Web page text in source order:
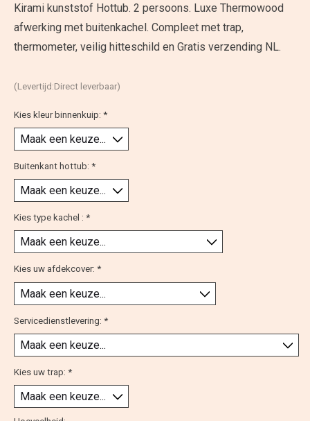
Kirami kunststof Hottub. 2 persoons. Luxe Thermowood
afwerking met buitenkachel. Compleet met trap,
thermometer, veilig hitteschild en Gratis verzending NL.
(Levertijd:Direct leverbaar)
Kies kleur binnenkuip: *
Buitenkant hottub: *
Kies type kachel : *
Kies uw afdekcover: *
Servicedienstlevering: *
Kies uw trap: *